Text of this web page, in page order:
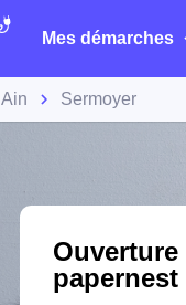
Mes démarches
Ain Sermoyer